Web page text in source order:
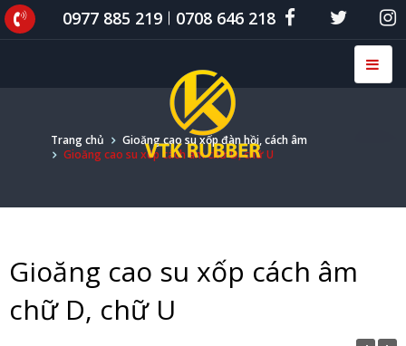
0977 885 219 0708 646 218
Trang chủ
Gioăng cao su xốp đàn hồi, cách âm
Gioăng cao su xốp cách âm chữ D, chữ U
Gioăng cao su xốp cách âm
chữ D, chữ U